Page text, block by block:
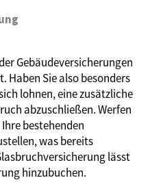
Gebäudeversicherungen
Haben Sie also besonders
lohnen, eine zusätzliche
abzuschließen. Werfen
bestehenden
was bereits
lässt
hinzubuchen.